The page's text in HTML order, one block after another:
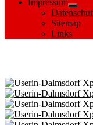
menu
Impressum
Show
sub
menu
Sitemap
Links